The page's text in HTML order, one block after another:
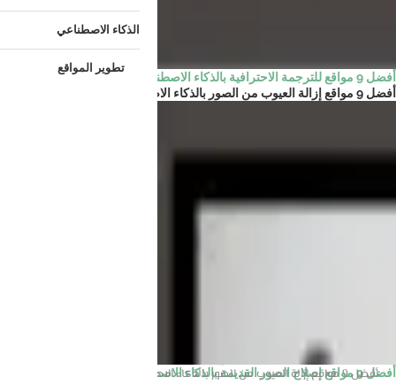
أفضل 9 مواقع للترجمة الاحترافية بالذكاء الاصطناعي وتدعم العربية
أفضل 9 مواقع إزالة العيوب من الصور بالذكاء الاصطناعي أون...
أفضل 9 مواقع إصلاح الصور القديمة بالذكاء الاصطناعيأفضل 9 مواقع إزالة العيوب من الصور بالذكاء الاصطناعي أون لاين
الذكاء الاصطناعي
تطوير المواقع